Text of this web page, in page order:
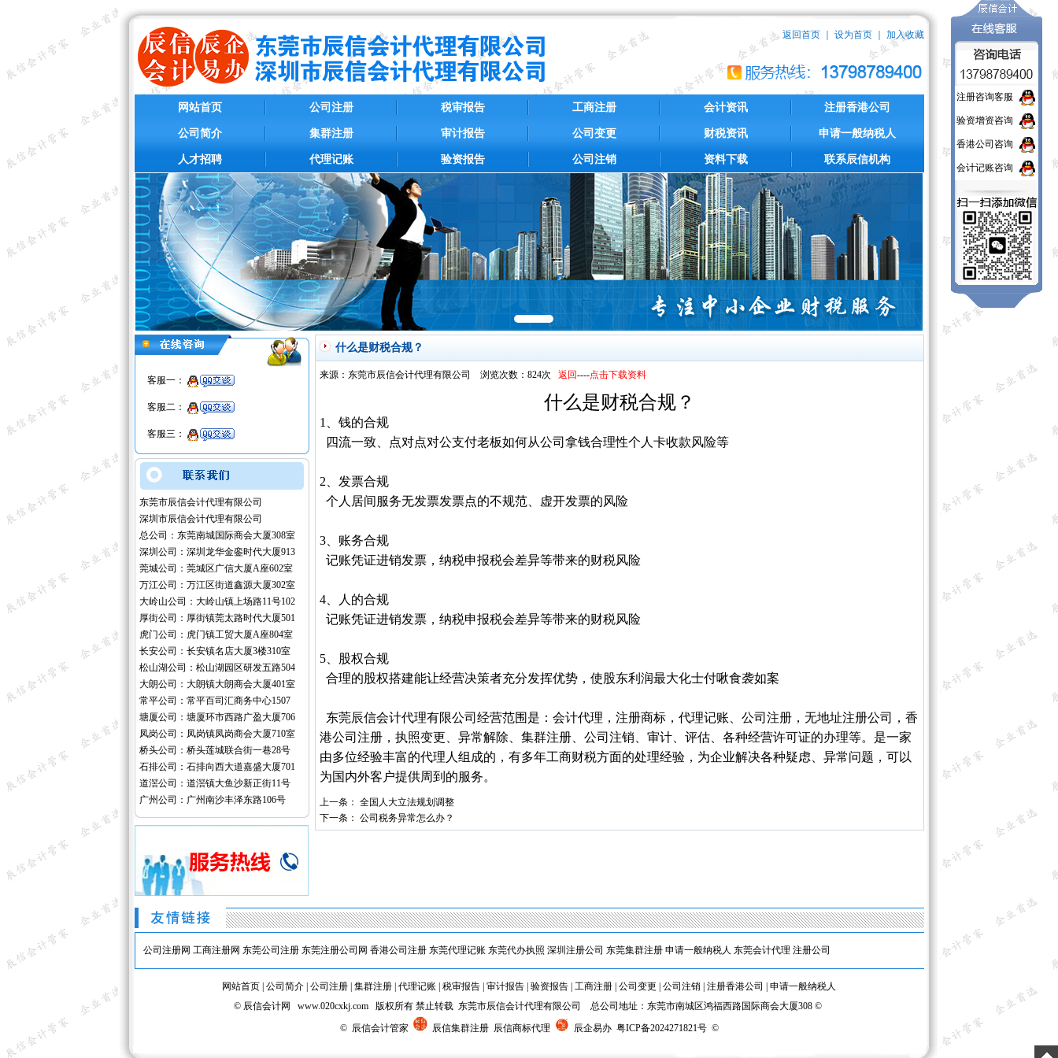
返回首页｜ 设为首页｜ 加入收藏
网站首页
公司简介
人才招聘
公司注册
集群注册
代理记账
税审报告
审计报告
验资报告
工商注册
公司变更
公司注销
会计资讯
财税资讯
资料下载
注册香港公司
申请一般纳税人
联系辰信机构
客服一：
客服二：
客服三：
东莞市辰信会计代理有限公司
深圳市辰信会计代理有限公司
总公司：东莞南城国际商会大厦308室
深圳公司：深圳龙华金銮时代大厦913
莞城公司：莞城区广信大厦A座602室
万江公司：万江区街道鑫源大厦302室
大岭山公司：大岭山镇上场路11号102
厚街公司：厚街镇莞太路时代大厦501
虎门公司：虎门镇工贸大厦A座804室
长安公司：长安镇名店大厦3楼310室
松山湖公司：松山湖园区研发五路504
大朗公司：大朗镇大朗商会大厦401室
常平公司：常平百司汇商务中心1507
塘厦公司：塘厦环市西路广盈大厦706
凤岗公司：凤岗镇凤岗商会大厦710室
桥头公司：桥头莲城联合街一巷28号
石排公司：石排向西大道嘉盛大厦701
道滘公司：道滘镇大鱼沙新正街11号
广州公司：广州南沙丰泽东路106号
什么是财税合规？
来源：东莞市辰信会计代理有限公司 浏览次数：824次 返回----点击下载资料
什么是财税合规？
1、钱的合规
四流一致、点对点对公支付老板如何从公司拿钱合理性个人卡收款风险等
2、发票合规
个人居间服务无发票发票点的不规范、虚开发票的风险
3、账务合规
记账凭证进销发票，纳税申报税会差异等带来的财税风险
4、人的合规
记账凭证进销发票，纳税申报税会差异等带来的财税风险
5、股权合规
合理的股权搭建能让经营决策者充分发挥优势，使股东利润最大化士付啾食袭如案
东莞辰信会计代理有限公司经营范围是：会计代理，注册商标，代理记账、公司注册，无地址注册公司，香
港公司注册，执照变更、异常解除、集群注册、公司注销、审计、评估、各种经营许可证的办理等。是一家
由多位经验丰富的代理人组成的，有多年工商财税方面的处理经验，为企业解决各种疑虑、异常问题，可以
为国内外客户提供周到的服务。
上一条： 全国人大立法规划调整
下一条： 公司税务异常怎么办？
公司注册网 工商注册网 东莞公司注册 东莞注册公司网 香港公司注册 东莞代理记账 东莞代办执照 深圳注册公司 东莞集群注册 申请一般纳税人 东莞会计代理 注册公司
网站首页 公司简介 公司注册 集群注册 代理记账 税审报告 审计报告 验资报告 工商注册 公司变更 公司注销 注册香港公司
申请一般纳税人
© 辰信会计网 www.020cxkj.com 版权所有 禁止转载 东莞市辰信会计代理有限公司 总公司地址：东莞市南城区鸿福西路国际商会大厦308 ©
© 辰信会计管家
辰信集群注册 辰信商标代理 辰企易办 粤ICP备2024271821号©
注册咨询客服
验资增资咨询
香港公司咨询
会计记账咨询